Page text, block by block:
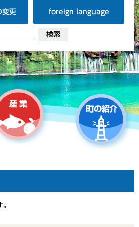
変更 foreign language